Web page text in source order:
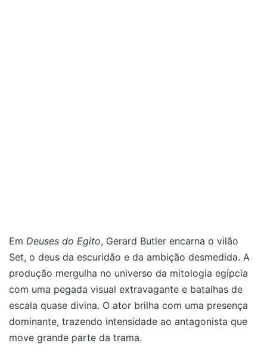
Em Deuses do Egito, Gerard Butler encarna o vilão
Set, o deus da escuridão e da ambição desmedida. A
produção mergulha no universo da mitologia egípcia
com uma pegada visual extravagante e batalhas de
escala quase divina. O ator brilha com uma presença
dominante, trazendo intensidade ao antagonista que
move grande parte da trama.